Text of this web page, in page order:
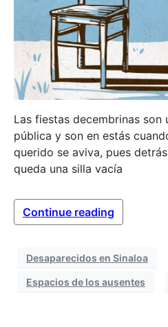
Las fiestas decembrinas son
pública y son en estás
querido se aviva, pues
queda una silla vacía
Continue reading
Desaparecidos en Sinaloa
Espacios de los ausentes